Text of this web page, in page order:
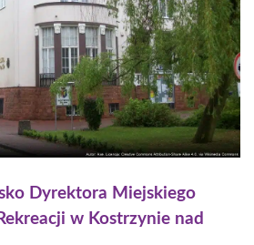
Dyrektora Miejskiego
w Kostrzynie nad